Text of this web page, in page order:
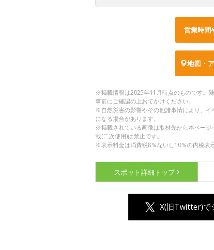
営業時間
地図・
※掲載情報は2025年11月時点のものです。
事前にご確認の上おでかけください。
※自然災害の影響やその他諸事情により、
になる場合があります。
※掲載されている画像は取材先から本ペー
載(二次使用)は禁止です。
※表示料金は消費税8％ないし10％の内税表示
スポット詳細 トップ
X(旧Twitter)で